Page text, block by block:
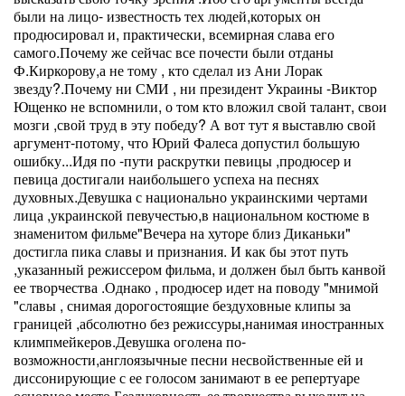
были на лицо- известность тех людей,которых он
продюсировал и, практически, всемирная слава его
самого.Почему же сейчас все почести были отданы
Ф.Киркорову,а не тому , кто сделал из Ани Лорак
звезду?.Почему ни СМИ , ни президент Украины -Виктор
Ющенко не вспомнили, о том кто вложил свой талант, свои
мозги ,свой труд в эту победу? А вот тут я выставлю свой
аргумент-потому, что Юрий Фалеса допустил большую
ошибку...Идя по -пути раскрутки певицы ,продюсер и
певица достигали наибольшего успеха на песнях
духовных.Девушка с национально украинскими чертами
лица ,украинской певучестью,в национальном костюме в
знаменитом фильме"Вечера на хуторе близ Диканьки"
достигла пика славы и признания. И как бы этот путь
,указанный режиссером фильма, и должен был быть канвой
ее творчества .Однако , продюсер идет на поводу "мнимой
"славы , снимая дорогостоящие бездуховные клипы за
границей ,абсолютно без режиссуры,нанимая иностранных
климпмейкеров.Девушка оголена по-
возможности,англоязычные песни несвойственные ей и
диссонирующие с ее голосом занимают в ее репертуаре